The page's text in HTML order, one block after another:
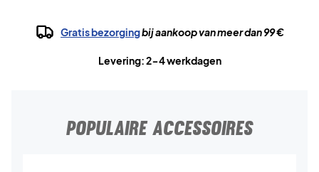
Gratis bezorgingbij aankoop van meer dan 99 €
Levering: 2-4 werkdagen
POPULAIRE ACCESSOIRES